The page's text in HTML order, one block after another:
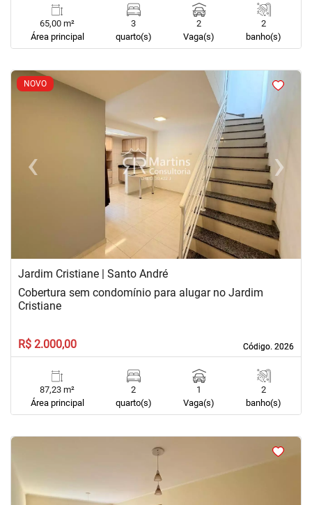
65,00 m²
Área principal
3
quarto(s)
2
Vaga(s)
2
banho(s)
NOVO
< <<<
‹Previous ›Next
Jardim Cristiane | Santo André
Código. 2026
Código. 2026
Cobertura sem condomínio para alugar no Jardim
Cristiane
R$ 2.000,00
87,23 m²
Área principal
2
quarto(s)
1
Vaga(s)
2
banho(s)
<